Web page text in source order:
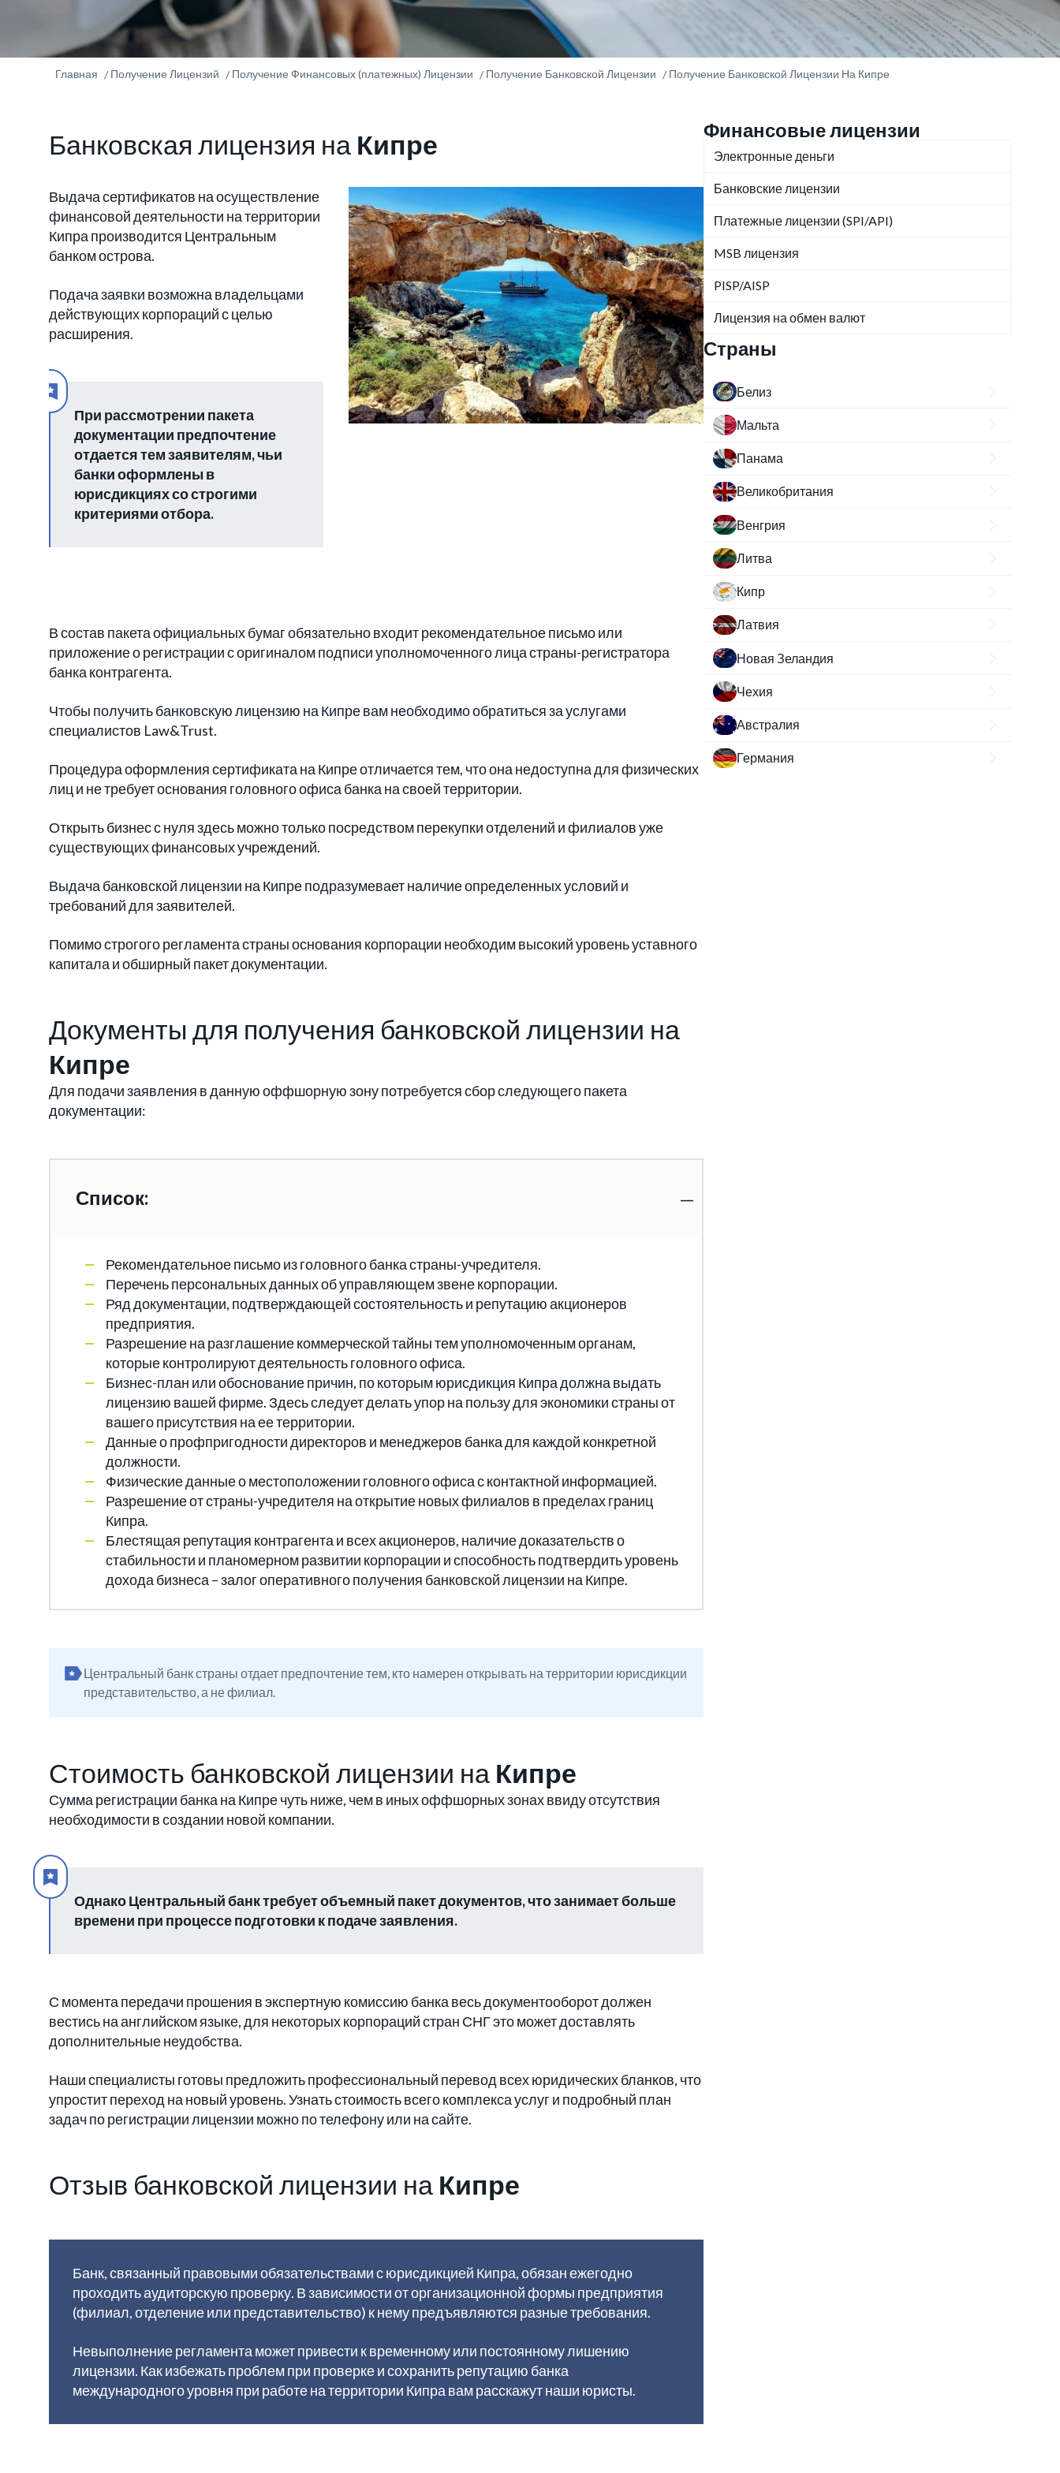
Главная Получение Лицензий Получение Финансовых (платежных) Лицензии Получение Банковской Лицензии Получение Банковской Лицензии На Кипре
Банковская лицензия на Кипре
Выдача сертификатов на осуществление
финансовой деятельности на территории
Кипра производится Центральным
банком острова.
Подача заявки возможна владельцами
действующих корпораций с целью
расширения.
При рассмотрении пакета
документации предпочтение
отдается тем заявителям, чьи
банки оформлены в
юрисдикциях со строгими
критериями отбора.
В состав пакета официальных бумаг обязательно входит рекомендательное письмо или
приложение о регистрации с оригиналом подписи уполномоченного лица страны-регистратора
банка контрагента.
Чтобы получить банковскую лицензию на Кипре вам необходимо обратиться за услугами
специалистов Law&Trust.
Процедура оформления сертификата на Кипре отличается тем, что она недоступна для физических
лиц и не требует основания головного офиса банка на своей территории.
Открыть бизнес с нуля здесь можно только посредством перекупки отделений и филиалов уже
существующих финансовых учреждений.
Выдача банковской лицензии на Кипре подразумевает наличие определенных условий и
требований для заявителей.
Помимо строгого регламента страны основания корпорации необходим высокий уровень уставного
капитала и обширный пакет документации.
Документы для получения банковской лицензии на
Кипре
Для подачи заявления в данную оффшорную зону потребуется сбор следующего пакета
документации:
Список:
Рекомендательное письмо из головного банка страны-учредителя.
Перечень персональных данных об управляющем звене корпорации.
Ряд документации, подтверждающей состоятельность и репутацию акционеров
предприятия.
Разрешение на разглашение коммерческой тайны тем уполномоченным органам,
которые контролируют деятельность головного офиса.
Бизнес-план или обоснование причин, по которым юрисдикция Кипра должна выдать
лицензию вашей фирме. Здесь следует делать упор на пользу для экономики страны от
вашего присутствия на ее территории.
Данные о профпригодности директоров и менеджеров банка для каждой конкретной
должности.
Физические данные о местоположении головного офиса с контактной информацией.
Разрешение от страны-учредителя на открытие новых филиалов в пределах границ
Кипра.
Блестящая репутация контрагента и всех акционеров, наличие доказательств о
стабильности и планомерном развитии корпорации и способность подтвердить уровень
дохода бизнеса – залог оперативного получения банковской лицензии на Кипре.
Центральный банк страны отдает предпочтение тем, кто намерен открывать на территории юрисдикции
представительство, а не филиал.
Стоимость банковской лицензии на Кипре
Сумма регистрации банка на Кипре чуть ниже, чем в иных оффшорных зонах ввиду отсутствия
необходимости в создании новой компании.
Однако Центральный банк требует объемный пакет документов, что занимает больше
времени при процессе подготовки к подаче заявления.
С момента передачи прошения в экспертную комиссию банка весь документооборот должен
вестись на английском языке, для некоторых корпораций стран СНГ это может доставлять
дополнительные неудобства.
Наши специалисты готовы предложить профессиональный перевод всех юридических бланков, что
упростит переход на новый уровень. Узнать стоимость всего комплекса услуг и подробный план
задач по регистрации лицензии можно по телефону или на сайте.
Отзыв банковской лицензии на Кипре
Банк, связанный правовыми обязательствами с юрисдикцией Кипра, обязан ежегодно
проходить аудиторскую проверку. В зависимости от организационной формы предприятия
(филиал, отделение или представительство) к нему предъявляются разные требования.
Невыполнение регламента может привести к временному или постоянному лишению
лицензии. Как избежать проблем при проверке и сохранить репутацию банка
международного уровня при работе на территории Кипра вам расскажут наши юристы.
Финансовые лицензии
Электронные деньги
Банковские лицензии
Платежные лицензии (SPI/API)
MSB лицензия
PISP/AISP
Лицензия на обмен валют
Страны
Белиз
Мальта
Панама
Великобритания
Венгрия
Литва
Кипр
Латвия
Новая Зеландия
Чехия
Австралия
Германия